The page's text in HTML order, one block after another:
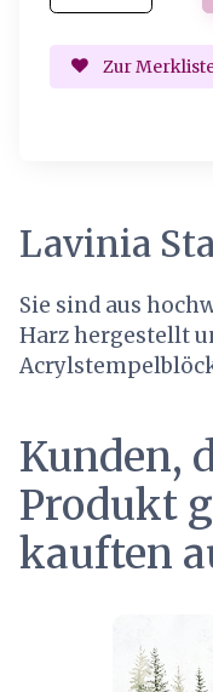
Zur
Lavinia
Sie sind aus
Harz hergestellt
Kunden,
Produkt
kauften